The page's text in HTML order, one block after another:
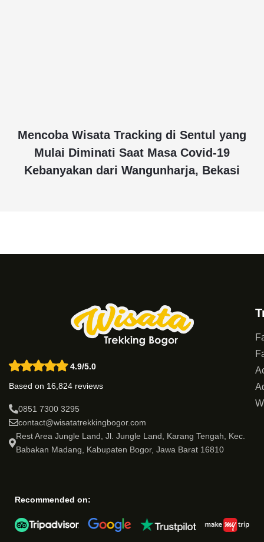
Mencoba Wisata Tracking di Sentul yang
Mulai Diminati Saat Masa Covid-19
Kebanyakan dari Wangunharja, Bekasi
4.9/5.0
Based on 16,824 reviews
0851 7300 3295
contact@wisatatrekkingbogor.com
Rest Area Jungle Land, Jl. Jungle Land, Karang Tengah, Kec.
Babakan Madang, Kabupaten Bogor, Jawa Barat 16810
Recommended on: